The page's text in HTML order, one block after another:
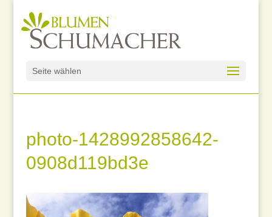
Seite wählen
photo-1428992858642-
0908d119bd3e